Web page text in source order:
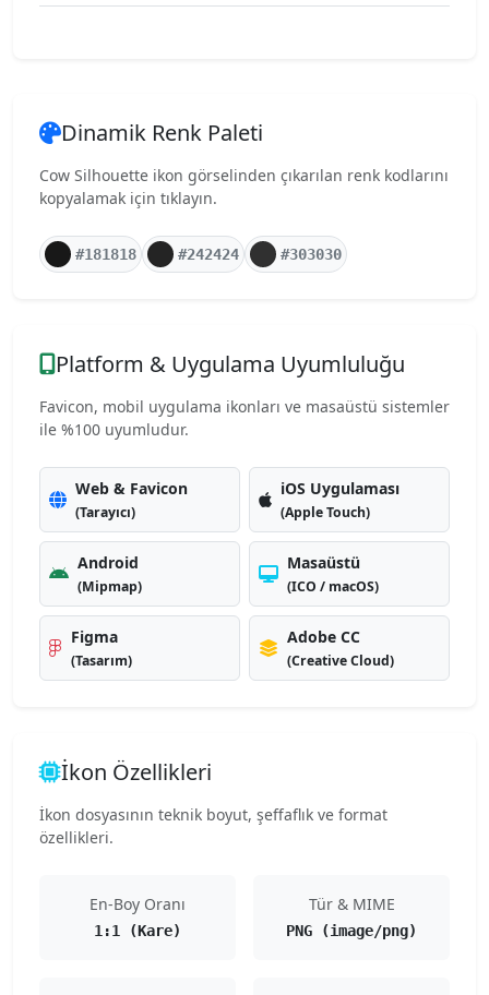
Dinamik Renk Paleti
Cow Silhouette ikon görselinden çıkarılan renk kodlarını
kopyalamak için tıklayın.
#181818 #242424 #303030
Platform & Uygulama Uyumluluğu
Favicon, mobil uygulama ikonları ve masaüstü sistemler
ile %100 uyumludur.
Web & Favicon
(Tarayıcı)
iOS Uygulaması
(Apple Touch)
Android
(Mipmap)
Masaüstü
(ICO / macOS)
Figma
(Tasarım)
Adobe CC
(Creative Cloud)
İkon Özellikleri
İkon dosyasının teknik boyut, şeffaflık ve format
özellikleri.
En-Boy Oranı
1:1 (Kare)
Tür & MIME
PNG (image/png)